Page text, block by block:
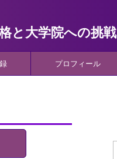
と大学院への挑戦
プロフィール